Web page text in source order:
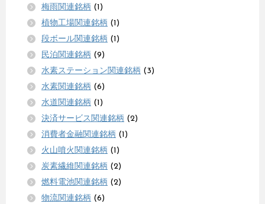
梅雨関連銘柄 (1)
植物工場関連銘柄 (1)
段ボール関連銘柄 (1)
民泊関連銘柄 (9)
水素ステーション関連銘柄 (3)
水素関連銘柄 (6)
水道関連銘柄 (1)
決済サービス関連銘柄 (2)
消費者金融関連銘柄 (1)
火山噴火関連銘柄 (1)
炭素繊維関連銘柄 (2)
燃料電池関連銘柄 (2)
物流関連銘柄 (6)